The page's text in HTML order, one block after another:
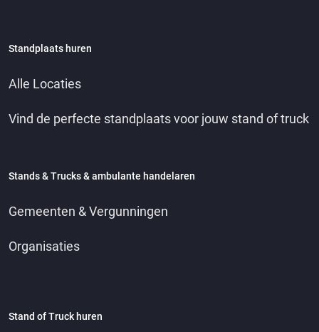
Standplaats huren
Alle Locaties
Vind de perfecte standplaats voor jouw stand of truck
Stands & Trucks & ambulante handelaren
Gemeenten & Vergunningen
Organisaties
Stand of Truck huren